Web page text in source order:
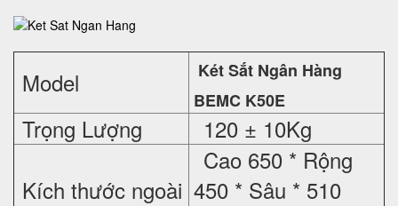
Model
Két Sắt Ngân Hàng
BEMC K50E
Trọng Lượng
120 ± 10Kg
Kích thước ngoài
Cao 650 * Rộng
450 * Sâu * 510